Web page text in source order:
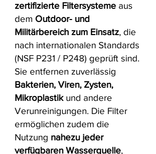
zertifizierte Filtersysteme aus
dem Outdoor- und
Militärbereich zum Einsatz, die
nach internationalen Standards
(NSF P231 / P248) geprüft sind.
Sie entfernen zuverlässig
Bakterien, Viren, Zysten,
Mikroplastikund andere
Verunreinigungen. Die Filter
ermöglichen zudem die
Nutzung nahezu jeder
verfügbaren Wasserquelle,